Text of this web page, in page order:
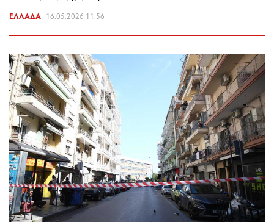
ΕΛΛΆΔΑ 16.05.2026 11:56